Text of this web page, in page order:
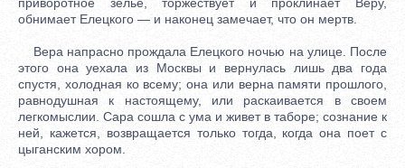
обнимает Елецкого — и наконец замечает, что он мертв.
Вера напрасно прождала Елецкого ночью на улице. После
этого она уехала из Москвы и вернулась лишь два года
спустя, холодная ко всему; она или верна памяти прошлого,
равнодушная к настоящему, или раскаивается в своем
легкомыслии. Сара сошла с ума и живет в таборе; сознание к
ней, кажется, возвращается только тогда, когда она поет с
цыганским хором.